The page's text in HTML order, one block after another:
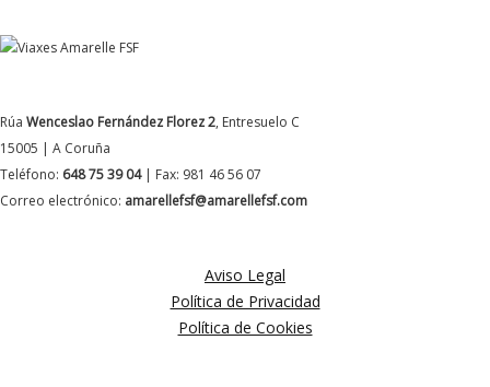
Rúa Wenceslao Fernández Florez 2, Entresuelo C
15005 | A Coruña
Teléfono: 648 75 39 04| Fax: 981 46 56 07
Correo electrónico: amarellefsf@amarellefsf.com
Aviso Legal
Política de Privacidad
Política de Cookies